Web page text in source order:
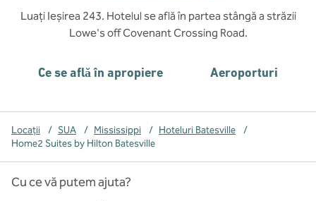
Luați Ieșirea 243. Hotelul se află în partea stângă a străzii
Lowe's off Covenant Crossing Road.
Ce se află în apropiere Aeroporturi
Locații / SUA / Mississippi / Hoteluri Batesville
/
Home2 Suites by Hilton Batesville
Cu ce vă putem ajuta?